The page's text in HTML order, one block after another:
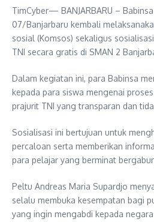
TimCyber— BANJARBARU –
07/Banjarbaru kembali
sosial (Komsos) sekaligus
TNI secara gratis di SMAN 2
Dalam kegiatan ini, para Babinsa
kepada para siswa mengenai
prajurit TNI yang transparan dan
Sosialisasi ini bertujuan untuk
percaloan serta memberikan
para pelajar yang berminat
Peltu Andreas Maria Supardjo
selalu membuka kesempatan bagi
yang ingin mengabdi kepada